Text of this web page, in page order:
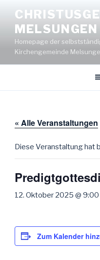
Inhalt
springenMELSUNGEN
Homepage der
Kirchengemeinde
« Alle Veranstaltungen
Diese Veranstaltung hat
12. Oktober 2025 @ 9:00
Zum Kalender